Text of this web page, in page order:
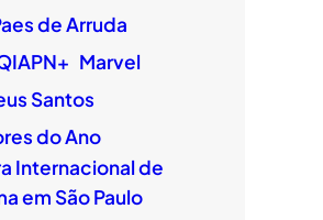
de Arruda
Marvel
Santos
do Ano
Internacional de
em São Paulo